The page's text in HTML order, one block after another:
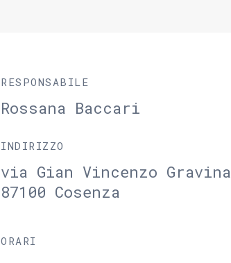
RESPONSABILE
Rossana Baccari
INDIRIZZO
via Gian Vincenzo Gravina
87100 Cosenza
ORARI